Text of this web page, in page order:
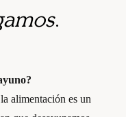
.
alimentación es un